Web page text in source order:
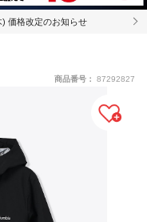
価格改定のお知らせ
商品番号： 87292827